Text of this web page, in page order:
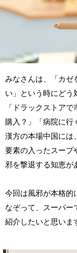
みなさんは、「カゼ
い」という時にどう
「ドラックストア
購入？」「病院に行
漢方の本場中国には
要素の入ったスープ
邪を撃退する知恵が
今回は風邪が本格的
なぞって、スーパー
紹介したいと思いま